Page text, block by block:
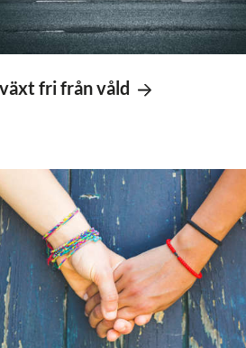
fri från våld